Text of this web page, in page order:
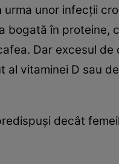
urma unor infecţii
bogată în proteine,
Dar excesul
al vitaminei D sau
decât